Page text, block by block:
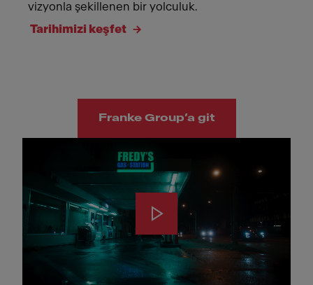
vizyonla şekillenen bir yolculuk.
Tarihimizi keşfet
Franke Group’a git